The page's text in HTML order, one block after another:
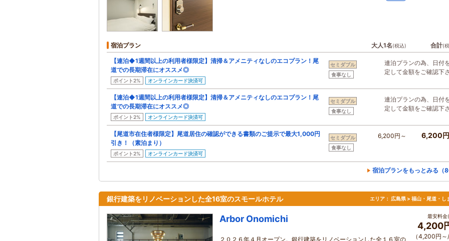
宿泊プラン 大人1名(税込) 合計(
【連泊◆1週間以上の利用者様限定】清掃＆アメニティなしのエコプラン！尾
道での長期滞在にオススメ◎
ポイント2% オンラインカード決済可
セミダブル
食事なし
連泊プランの為、日付
定して金額をご確認下
【連泊◆1週間以上の利用者様限定】清掃＆アメニティなしのエコプラン！尾
道での長期滞在にオススメ◎
ポイント2% オンラインカード決済可
セミダブル
食事なし
連泊プランの為、日付
定して金額をご確認下
【尾道市在住者様限定】尾道居住の確認ができる書類のご提示で最大1,000円
引き！（素泊まり）
ポイント2% オンラインカード決済可
セミダブル
食事なし
6,200円～ 6,200
宿泊プランをもっとみる（8
銀行建築をリノベーションした全16室のスモールホテル エリア： 広島県 > 福山・尾道・し
Arbor Onomichi
２０２６年４月オープン。銀行建築をリノベーションした全１６室の
最安料金
4,200
（4,200円～/